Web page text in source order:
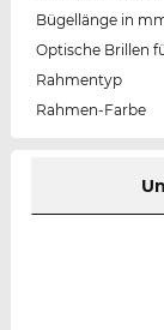
Bügellänge in
Optische Brillen
Rahmentyp
Rahmen-Farbe